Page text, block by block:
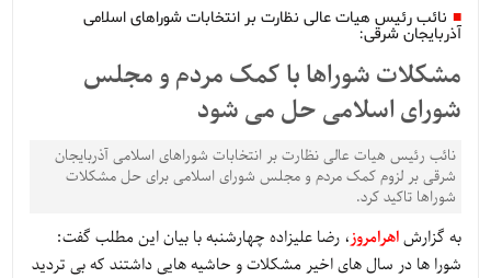
نائب رئیس هیات عالی نظارت بر انتخابات شوراهای اسلامی
آذربایجان شرقی:
مشکلات شوراها با کمک مردم و مجلس
شورای اسلامی حل می شود
نائب رئیس هیات عالی نظارت بر انتخابات شوراهای اسلامی آذربایجان
شرقی بر لزوم کمک مردم و مجلس شورای اسلامی برای حل مشکلات
شوراها تاکید کرد.
به گزارشاهرامروز، رضا علیزاده چهارشنبه با بیان این مطلب گفت:
شورا ها در سال های اخیر مشکلات و حاشیه هایی داشتند که بی تردید